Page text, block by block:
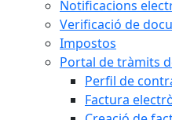
Notificacions
Verificació de
Impostos
Portal de tràmits
Perfil de
Factura